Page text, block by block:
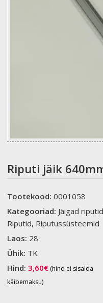
Riputi jäik
Tootekood:0001058
Kategooriad: Jäigad riputid
Riputid, Riputussüsteemid
Laos: 28
Ühik: TK
Hind:3,60€ (hind ei sisalda
käibemaksu)